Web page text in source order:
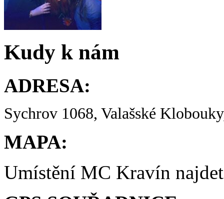
Kudy k nám
ADRESA:
Sychrov 1068, Valašské
MAPA:
Umístění MC Kravín